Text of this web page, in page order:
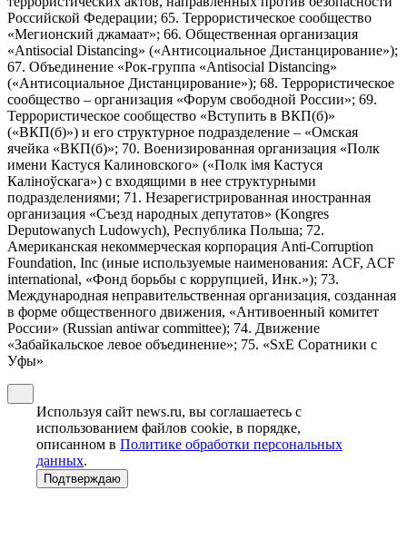
Российской Федерации; 65. Террористическое сообщество
«Мегионский джамаат»; 66. Общественная организация
«Antisocial Distancing» («Антисоциальное Дистанцирование»);
67. Объединение «Рок-группа «Antisocial Distancing»
(«Антисоциальное Дистанцирование»); 68. Террористическое
сообщество – организация «Форум свободной России»; 69.
Террористическое сообщество «Вступить в ВКП(б)»
(«ВКП(б)») и его структурное подразделение – «Омская
ячейка «ВКП(б)»; 70. Военизированная организация «Полк
имени Кастуся Калиновского» («Полк iмя Кастуся
Калiноўскага») с входящими в нее структурными
подразделениями; 71. Незарегистрированная иностранная
организация «Съезд народных депутатов» (Kongres
Deputowanych Ludowych), Республика Польша; 72.
Американская некоммерческая корпорация Anti-Corruption
Foundation, Inc (иные используемые наименования: ACF, ACF
international, «Фонд борьбы с коррупцией, Инк.»); 73.
Международная неправительственная организация, созданная
в форме общественного движения, «Антивоенный комитет
России» (Russian antiwar committee); 74. Движение
«Забайкальское левое объединение»; 75. «SxE Соратники с
Уфы»
Используя сайт news.ru, вы соглашаетесь с
использованием файлов cookie, в порядке,
описанном в Политике обработки персональных
данных.
Подтверждаю